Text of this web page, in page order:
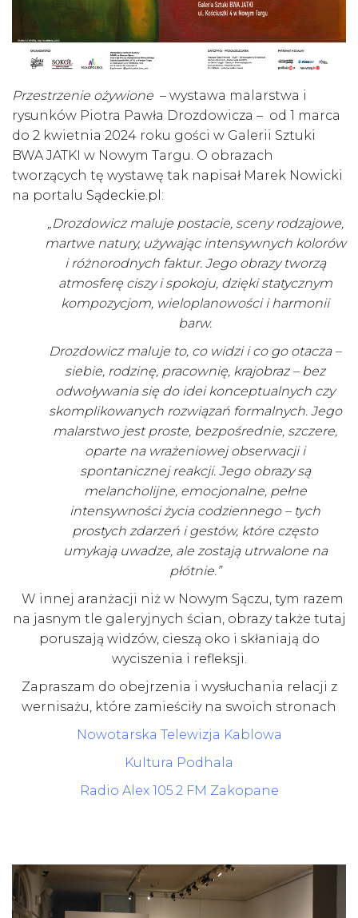
Przestrzenie ożywione – wystawa malarstwa i
rysunków Piotra Pawła Drozdowicza – od 1 marca
do 2 kwietnia 2024 roku gości w Galerii Sztuki
BWA JATKI w Nowym Targu. O obrazach
tworzących tę wystawę tak napisał Marek Nowicki
na portalu Sądeckie.pl :
„Drozdowicz maluje postacie, sceny rodzajowe,
martwe natury, używając intensywnych kolorów
i różnorodnych faktur. Jego obrazy tworzą
atmosferę ciszy i spokoju, dzięki statycznym
kompozycjom, wieloplanowości i harmonii
barw.
Drozdowicz maluje to, co widzi i co go otacza –
siebie, rodzinę, pracownię, krajobraz – bez
odwoływania się do idei konceptualnych czy
skomplikowanych rozwiązań formalnych. Jego
malarstwo jest proste, bezpośrednie, szczere,
oparte na wrażeniowej obserwacji i
spontanicznej reakcji. Jego obrazy są
melancholijne, emocjonalne, pełne
intensywności życia codziennego – tych
prostych zdarzeń i gestów, które często
umykają uwadze, ale zostają utrwalone na
płótnie.”
W innej aranżacji niż w Nowym Sączu, tym razem
na jasnym tle galeryjnych ścian, obrazy także tutaj
poruszają widzów, cieszą oko i skłaniają do
wyciszenia i refleksji.
Zapraszam do obejrzenia i wysłuchania relacji z
wernisażu, które zamieściły na swoich stronach
Nowotarska Telewizja Kablowa
Kultura Podhala
Radio Alex 105.2 FM Zakopane